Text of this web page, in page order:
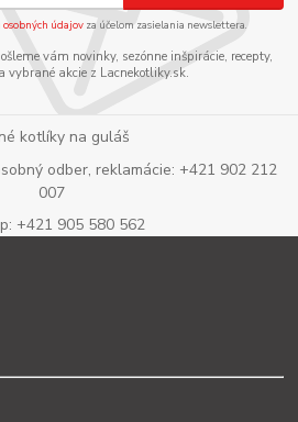
údajov za účelom zasielania newslettera.
vám novinky, sezónne inšpirácie, recepty,
vybrané akcie z Lacnekotliky.sk.
kotlíky na guláš
odber, reklamácie: +421 902 212
007
+421 905 580 562